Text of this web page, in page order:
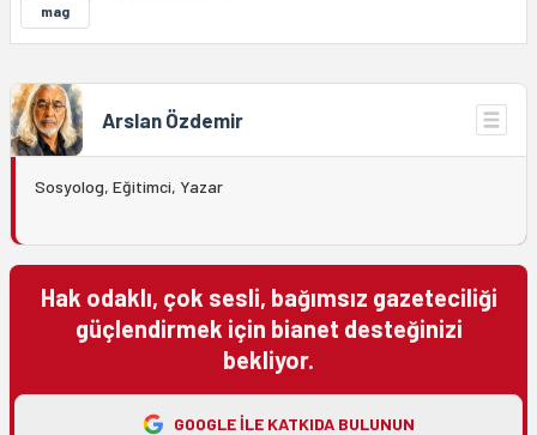
mag
Arslan Özdemir
Sosyolog, Eğitimci, Yazar
Hak odaklı, çok sesli, bağımsız gazeteciliği
güçlendirmek için bianet desteğinizi
bekliyor.
GOOGLE ILE KATKIDA BULUNUN